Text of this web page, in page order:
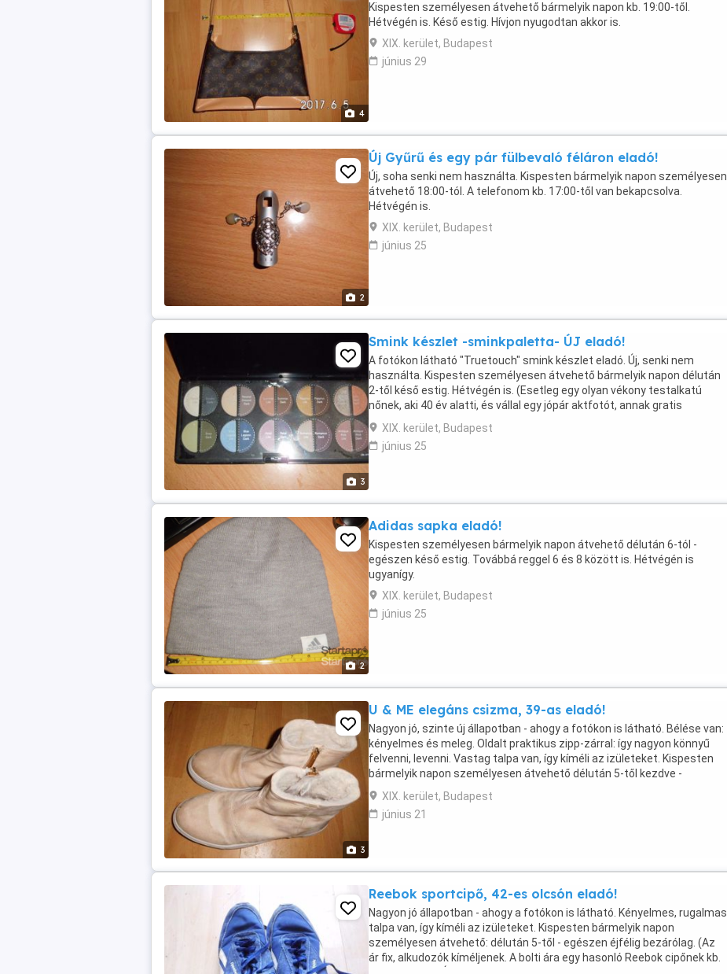
4
Kispesten személyesen átvehető bármelyik napon kb. 19:00-től.
Hétvégén is. Késő estig. Hívjon nyugodtan akkor is.
XIX. kerület, Budapest
június 29
2
Új Gyűrű és egy pár fülbevaló féláron eladó!
Új, soha senki nem használta. Kispesten bármelyik napon személyesen
átvehető 18:00-tól. A telefonom kb. 17:00-től van bekapcsolva.
Hétvégén is.
XIX. kerület, Budapest
június 25
3
Smink készlet -sminkpaletta- ÚJ eladó!
A fotókon látható "Truetouch" smink készlet eladó. Új, senki nem
használta. Kispesten személyesen átvehető bármelyik napon délután
2-től késő estig. Hétvégén is. (Esetleg egy olyan vékony testalkatú
nőnek, aki 40 év alatti, és vállal egy jópár aktfotót, annak gratis
odadnám. De ez csak opció: 2 ...
XIX. kerület, Budapest
június 25
2
Adidas sapka eladó!
Kispesten személyesen bármelyik napon átvehető délután 6-tól -
egészen késő estig. Továbbá reggel 6 és 8 között is. Hétvégén is
ugyanígy.
XIX. kerület, Budapest
június 25
3
U & ME elegáns csizma, 39-as eladó!
Nagyon jó, szinte új állapotban - ahogy a fotókon is látható. Bélése van:
kényelmes és meleg. Oldalt praktikus zipp-zárral: így nagyon könnyű
felvenni, levenni. Vastag talpa van, így kíméli az izületeket. Kispesten
bármelyik napon személyesen átvehető délután 5-től kezdve -
egészen éjfélig bezárólag. Hétvégén ...
XIX. kerület, Budapest
június 21
Reebok sportcipő, 42-es olcsón eladó!
Nagyon jó állapotban - ahogy a fotókon is látható. Kényelmes, rugalmas
talpa van, így kíméli az izületeket. Kispesten bármelyik napon
személyesen átvehető: délután 5-től - egészen éjfélig bezárólag. (Az
ár fix, alkudozók kíméljenek. A bolti ára egy hasonló Reebok cipőnek kb.